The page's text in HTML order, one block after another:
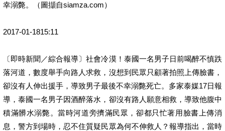
幸溺斃。（圖擷自siamza.com）
2017-01-1815:11
〔即時新聞／綜合報導〕社會冷漠！泰國一名男子日前喝醉不慎跌
落河道，數度舉手向路人求救，沒想到民眾只顧著拍照上傳臉書，
卻沒有人伸出援手，導致男子最後不幸溺斃死亡。多家泰媒17日報
導，泰國一名男子因酒醉落水，卻沒有路人願意相救，導致他腹中
積滿髒水溺斃。當時河道旁擠滿民眾，卻都只忙著用臉書上傳消
息，警方到場時，忍不住質疑民眾為何不伸救人？報導指出，當時